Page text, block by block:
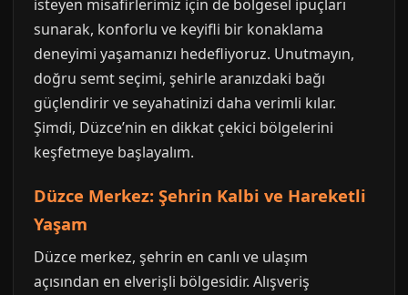
isteyen misafirlerimiz için de bölgesel ipuçları
sunarak, konforlu ve keyifli bir konaklama
deneyimi yaşamanızı hedefliyoruz. Unutmayın,
doğru semt seçimi, şehirle aranızdaki bağı
güçlendirir ve seyahatinizi daha verimli kılar.
Şimdi, Düzce’nin en dikkat çekici bölgelerini
keşfetmeye başlayalım.
Düzce Merkez: Şehrin Kalbi ve Hareketli
Yaşam
Düzce merkez, şehrin en canlı ve ulaşım
açısından en elverişli bölgesidir. Alışveriş